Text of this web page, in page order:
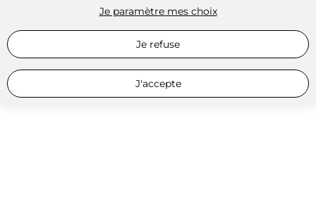
Je paramètre mes choix
Je refuse
J'accepte